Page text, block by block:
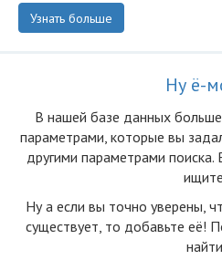
Узнать больше
Ну ё-
В нашей базе данных
параметрами, которые вы
другими параметрами
Ну а если вы точно уверены,
существует, то добавьте её!
найти